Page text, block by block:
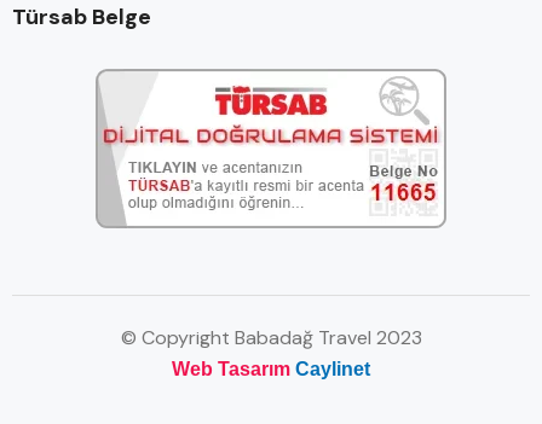
Türsab Belge
© Copyright Babadağ Travel 2023
Web Tasarım Caylinet